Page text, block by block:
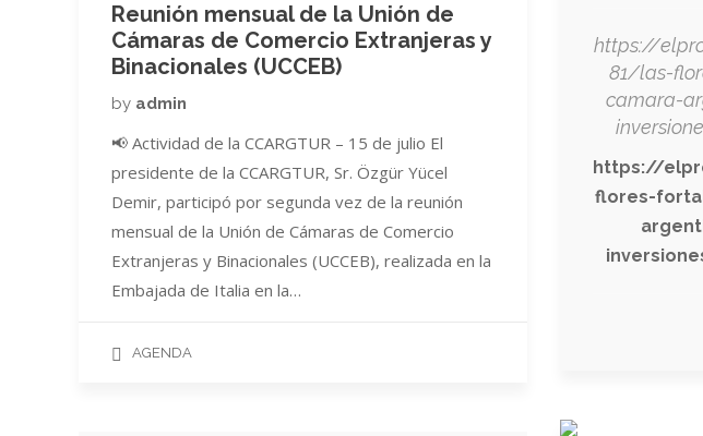
Reunión mensual de la Unión de
Cámaras de Comercio Extranjeras y
Binacionales (UCCEB)
by admin
📢 Actividad de la CCARGTUR – 15 de julio El
presidente de la CCARGTUR, Sr. Özgür Yücel
Demir, participó por segunda vez de la reunión
mensual de la Unión de Cámaras de Comercio
Extranjeras y Binacionales (UCCEB), realizada en la
Embajada de Italia en la…
AGENDA
https://
81/las-
camara-
https://
flores-